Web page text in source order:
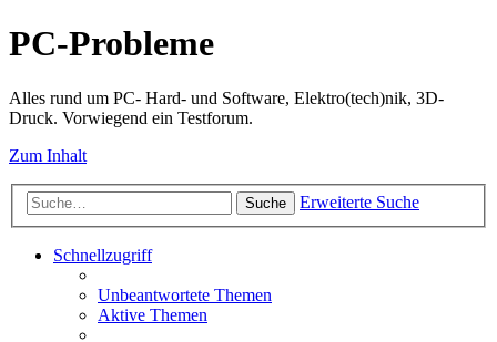
PC-Probleme
Alles rund um PC- Hard- und Software, Elektro(tech)nik, 3D-
Druck. Vorwiegend ein Testforum.
Zum Inhalt
Suche Erweiterte Suche
Schnellzugriff
Unbeantwortete Themen
Aktive Themen